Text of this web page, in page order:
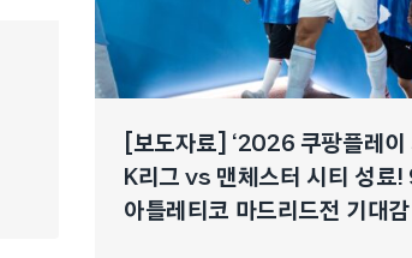
[보도자료] ‘2026 쿠팡플레이
K리그 vs 맨체스터 시티 성료!
아틀레티코 마드리드전 기대